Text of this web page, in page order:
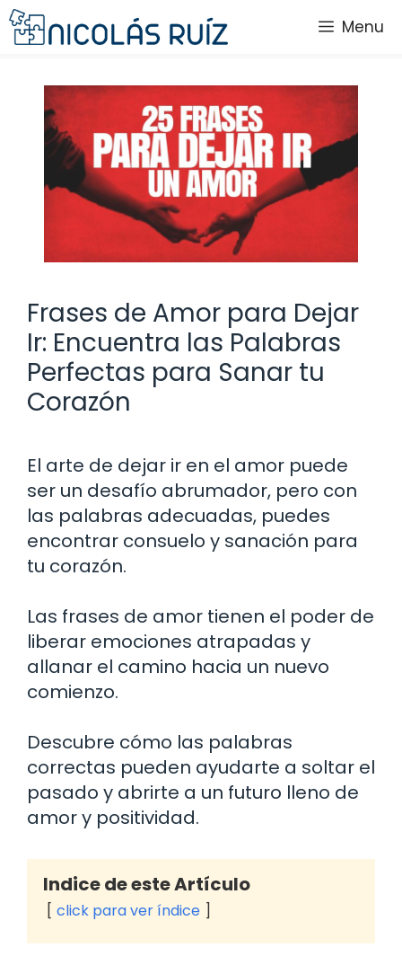
Saltar
al
Menu
Frases de Amor para Dejar
Ir: Encuentra las Palabras
Perfectas para Sanar tu
Corazón
El arte de dejar ir en el amor puede
ser un desafío abrumador, pero con
las palabras adecuadas, puedes
encontrar consuelo y sanación para
tu corazón.
Las frases de amor tienen el poder de
liberar emociones atrapadas y
allanar el camino hacia un nuevo
comienzo.
Descubre cómo las palabras
correctas pueden ayudarte a soltar el
pasado y abrirte a un futuro lleno de
amor y positividad.
Indice de este Artículo
click para ver índice